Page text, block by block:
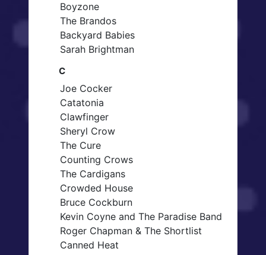
Boyzone
The Brandos
Backyard Babies
Sarah Brightman
C
Joe Cocker
Catatonia
Clawfinger
Sheryl Crow
The Cure
Counting Crows
The Cardigans
Crowded House
Bruce Cockburn
Kevin Coyne and The Paradise Band
Roger Chapman & The Shortlist
Canned Heat